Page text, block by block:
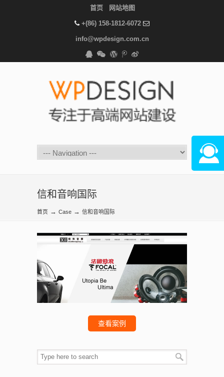
首页 网站地图
+(86) 158-1812-6072
info@wpdesign.com.cn
信和音响国际
首页 → Case → 信和音响国际
查看案例